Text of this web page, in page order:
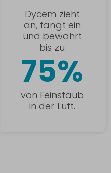
Dycem zieht
an, fängt ein
und bewahrt
bis zu
75%
von Feinstaub
in der Luft.